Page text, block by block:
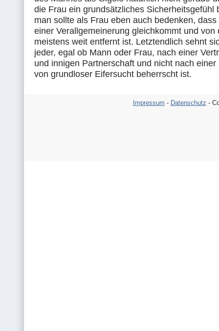
die Frau ein grundsätzliches Sicherheitsgefühl
man sollte als Frau eben auch bedenken,
einer Verallgemeinerung gleichkommt und von
meistens weit entfernt ist. Letztendlich sehnt
jeder, egal ob Mann oder Frau, nach einer
und innigen Partnerschaft und nicht nach
von grundloser Eifersucht beherrscht ist.
Impressum - Datenschutz -